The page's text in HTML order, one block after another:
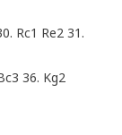
Rc1 Re2 31.
36. Kg2